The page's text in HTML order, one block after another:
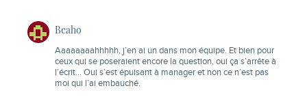
Beaho
Aaaaaaaahhhhh, j’en ai un dans mon équipe. Et bien pour
ceux qui se poseraient encore la question, oui ça s’arrête à
l’écrit… Oui s’est épuisant à manager et non ce n’est pas
moi qui l’ai embauché.